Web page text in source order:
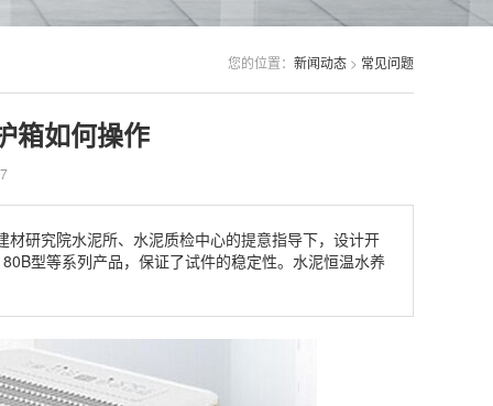
您的位置： 新闻动态 > 常见问题
箱如何操作
研究院水泥所、水泥质检中心的提意指导下，设计开
型等系列产品，保证了试件的稳定性。水泥恒温水养